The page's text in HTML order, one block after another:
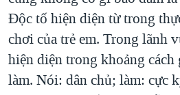
QUAN HỆ VIỆT MỸ
Độc tố hiện diện từ trong
chơi của trẻ em. Trong lãnh
hiện diện trong khoảng
làm. Nói: dân chủ; làm: cực